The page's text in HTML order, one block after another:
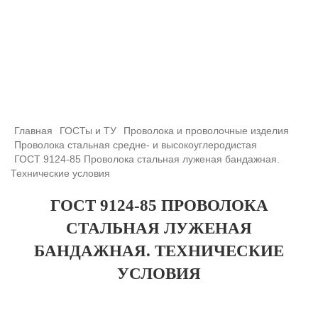
Главная ГОСТы и ТУ
Проволока и проволочные изделия
Проволока стальная средне- и высокоуглеродистая
ГОСТ 9124-85 Проволока стальная луженая бандажная.
Технические условия
ГОСТ 9124-85 ПРОВОЛОКА
СТАЛЬНАЯ ЛУЖЕНАЯ
БАНДАЖНАЯ. ТЕХНИЧЕСКИЕ
УСЛОВИЯ